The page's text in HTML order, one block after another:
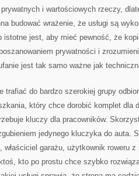
i wartościowych rzeczy,
budować wrażenie, że usługi są
istotne jest, aby mieć pewność, że
prywatności i
jest tak samo ważne jak
trafiać do bardzo szerokiej grupy
który chce dorobić komplet dla
kluczy dla pracowników.
jedynego kluczyka do auta.
właściciel garażu, użytkownik roweru
kto po prostu chce szybko